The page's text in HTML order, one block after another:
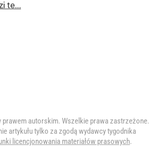
te...
prawem autorskim. Wszelkie prawa zastrzeżone.
artykułu tylko za zgodą wydawcy tygodnika
licencjonowania materiałów prasowych.